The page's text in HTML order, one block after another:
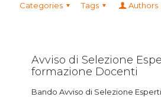
Categories Tags Authors
Avviso di Selezione
formazione Docenti
Bando Avviso di Selezione